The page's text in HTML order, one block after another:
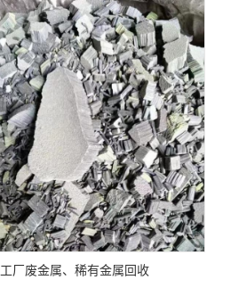
工厂废金属、稀有金属回收